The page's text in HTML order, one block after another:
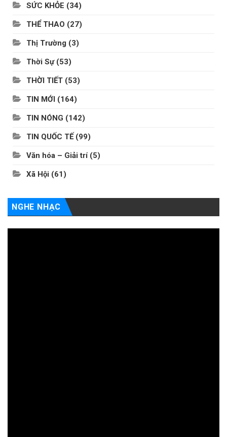
SỨC KHỎE (34)
THỂ THAO (27)
Thị Trường (3)
Thời Sự(53)
THỜI TIẾT (53)
TIN MỚI (164)
TIN NÓNG (142)
TIN QUỐC TẾ (99)
Văn hóa – Giải trí(5)
Xã Hội (61)
NGHE NHẠC